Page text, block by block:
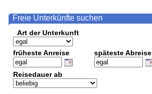
Art der Unterkunft
früheste Anreise späteste Abreise
Reisedauer ab
Freie Unterkünfte suchen